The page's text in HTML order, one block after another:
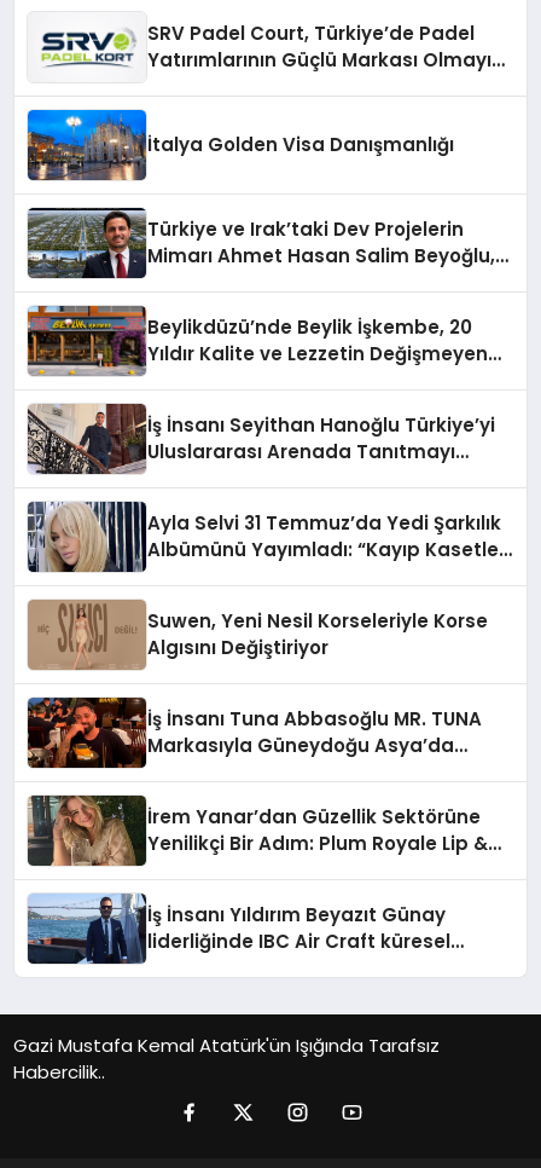
SRV Padel Court, Türkiye’de Padel
Yatırımlarının Güçlü Markası Olmayı
İtalya Golden Visa Danışmanlığı
Türkiye ve Irak’taki Dev Projelerin
Mimarı Ahmet Hasan Salim Beyoğlu,
Hayata Geçirecek
Beylikdüzü’nde Beylik İşkembe, 20
Yıldır Kalite ve Lezzetin Değişmeyen
İş İnsanı Seyithan Hanoğlu Türkiye’yi
Uluslararası Arenada Tanıtmayı
Ayla Selvi 31 Temmuz’da Yedi Şarkılık
Albümünü Yayımladı: “Kayıp Kasetler
Suwen, Yeni Nesil Korseleriyle Korse
Algısını Değiştiriyor
İş İnsanı Tuna Abbasoğlu MR. TUNA
Markasıyla Güneydoğu Asya’da
İrem Yanar’dan Güzellik Sektörüne
Yenilikçi Bir Adım: Plum Royale Lip &
İş İnsanı Yıldırım Beyazıt Günay
liderliğinde IBC Air Craft küresel
Gazi Mustafa Kemal Atatürk'ün Işığında Tarafsız
Habercilik..